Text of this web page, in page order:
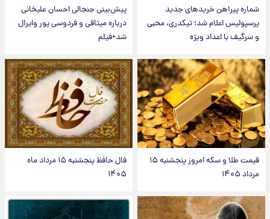
شماره پیراهن خریدهای جدید
پرسپولیس اعلام شد؛ تیکدری، محبی
و سرگیف با اعداد ویژه
پیش‌بینی جنجالی احسان علیخانی
درباره میثاقی و فردوسی پور وایرال
شد+فیلم
قیمت طلا و سکه امروز پنجشنبه ۱۵
مرداد ۱۴۰۵
فال حافظ پنجشنبه ۱۵ مرداد ماه
۱۴۰۵